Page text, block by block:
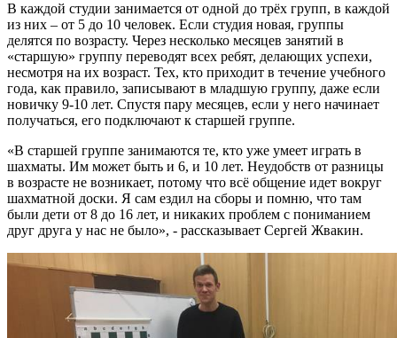
В каждой студии занимается от одной до трёх групп, в каждой
из них – от 5 до 10 человек. Если студия новая, группы
делятся по возрасту. Через несколько месяцев занятий в
«старшую» группу переводят всех ребят, делающих успехи,
несмотря на их возраст. Тех, кто приходит в течение учебного
года, как правило, записывают в младшую группу, даже если
новичку 9-10 лет. Спустя пару месяцев, если у него начинает
получаться, его подключают к старшей группе.
«В старшей группе занимаются те, кто уже умеет играть в
шахматы. Им может быть и 6, и 10 лет. Неудобств от разницы
в возрасте не возникает, потому что всё общение идет вокруг
шахматной доски. Я сам ездил на сборы и помню, что там
были дети от 8 до 16 лет, и никаких проблем с пониманием
друг друга у нас не было», - рассказывает Сергей Жвакин.